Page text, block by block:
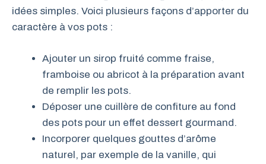
idées simples. Voici plusieurs façons d’apporter du
caractère à vos pots :
Ajouter un sirop fruité comme fraise,
framboise ou abricot à la préparation avant
de remplir les pots.
Déposer une cuillère de confiture au fond
des pots pour un effet dessert gourmand.
Incorporer quelques gouttes d’arôme
naturel, par exemple de la vanille, qui